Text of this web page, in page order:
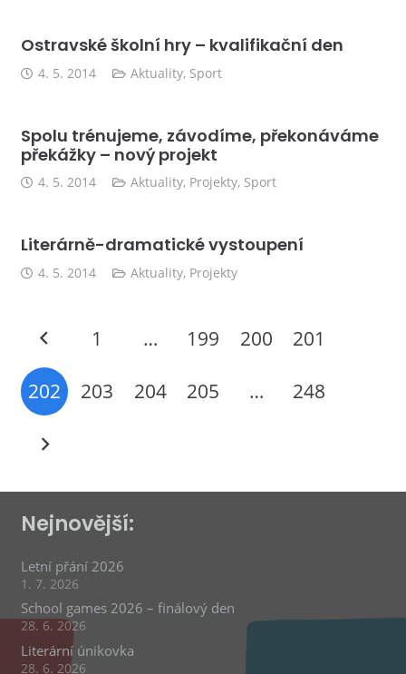
Ostravské školní hry – kvalifikační den
4. 5. 2014 Aktuality, Sport
Spolu trénujeme, závodíme, překonáváme
překážky – nový projekt
4. 5. 2014 Aktuality, Projekty, Sport
Literárně-dramatické vystoupení
4. 5. 2014 Aktuality, Projekty
1 … 199 200 201
202 203 204 205 … 248
Nejnovější:
Letní přání 2026
1. 7. 2026
School games 2026 – finálový den
28. 6. 2026
Literární únikovka
28. 6. 2026